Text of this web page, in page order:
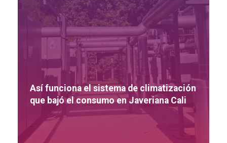
Así funciona el sistema de climatización
que bajó el consumo en Javeriana Cali
...